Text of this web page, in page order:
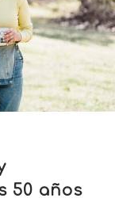
50 años